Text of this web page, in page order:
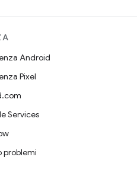
Android
Pixel
Services
problemi